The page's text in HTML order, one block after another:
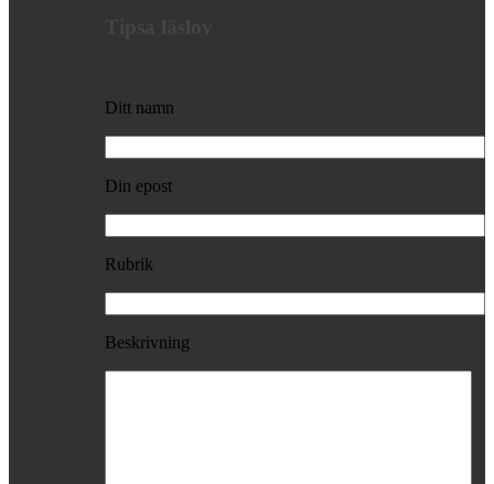
Ditt namn
Din epost
Rubrik
Beskrivning